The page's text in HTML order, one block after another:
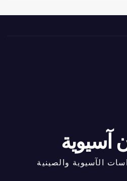
آسيوية
الآسيوية والصينية